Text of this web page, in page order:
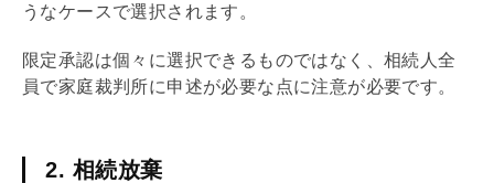
うなケースで選択されます。
限定承認は個々に選択できるものではなく、相続人全
員で家庭裁判所に申述が必要な点に注意が必要です。
2. 相続放棄